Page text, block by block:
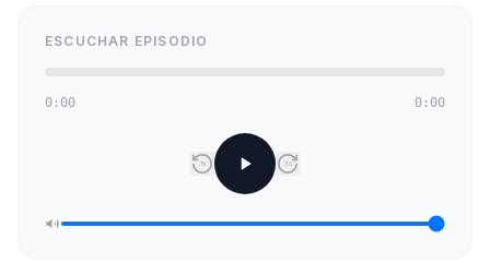
ESCUCHAR EPISODIO
0:00 0:00
15 30